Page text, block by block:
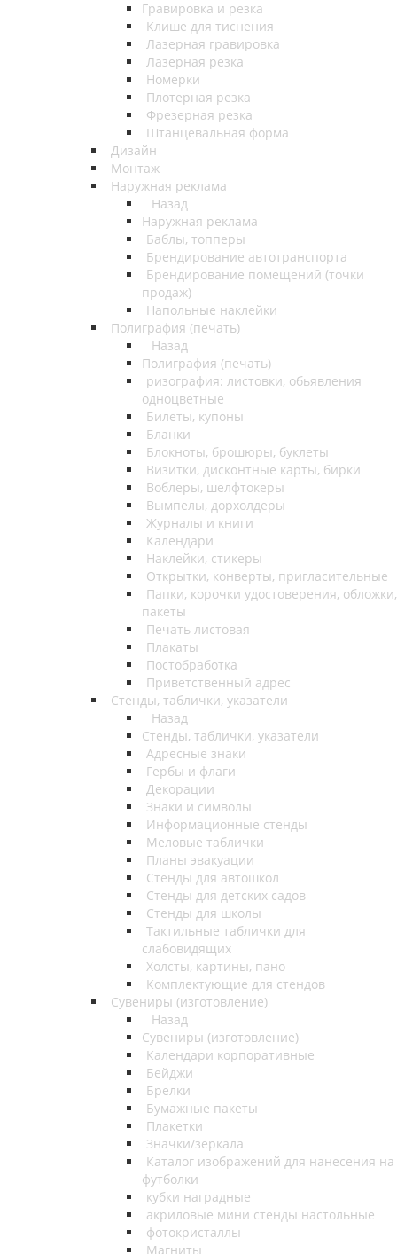
Гравировка и резка
Клише для тиснения
Лазерная гравировка
Лазерная резка
Номерки
Плотерная резка
Фрезерная резка
Штанцевальная форма
Дизайн
Монтаж
Наружная реклама
Назад
Наружная реклама
Баблы, топперы
Брендирование автотранспорта
Брендирование помещений (точки
продаж)
Напольные наклейки
Полиграфия (печать)
Назад
Полиграфия (печать)
ризография: листовки, обьявления
одноцветные
Билеты, купоны
Бланки
Блокноты, брошюры, буклеты
Визитки, дисконтные карты, бирки
Воблеры, шелфтокеры
Вымпелы, дорхолдеры
Журналы и книги
Календари
Наклейки, стикеры
Открытки, конверты, пригласительные
Папки, корочки удостоверения, обложки,
пакеты
Печать листовая
Плакаты
Постобработка
Приветственный адрес
Стенды, таблички, указатели
Назад
Стенды, таблички, указатели
Адресные знаки
Гербы и флаги
Декорации
Знаки и символы
Информационные стенды
Меловые таблички
Планы эвакуации
Стенды для автошкол
Стенды для детских садов
Стенды для школы
Тактильные таблички для
слабовидящих
Холсты, картины, пано
Комплектующие для стендов
Сувениры (изготовление)
Назад
Сувениры (изготовление)
Календари корпоративные
Бейджи
Брелки
Бумажные пакеты
Плакетки
Значки/зеркала
Каталог изображений для нанесения на
футболки
кубки наградные
акриловые мини стенды настольные
фотокристаллы
Магниты